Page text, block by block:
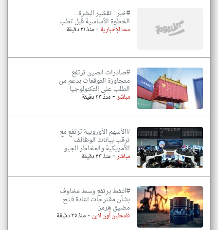
#خبر : تقشير البشرة..
الخطوة الأساسية قبل تطب
سما الإخبارية -منذ ٢١ دقيقة
#صادرات الصين ترتفع
متجاوزة التوقعات بدعم من
الطلب على التكنولوجيا
مباشر-منذ ٢٣ دقيقة
#الأسهم الأوروبية ترتفع مع
ترقب بيانات الوظائف
الأمريكية والمخاطر الجيو
مباشر-منذ ٢٣ دقيقة
#النفط يرتفع وسط مخاوف
بشأن مقترحات إعادة فتح
مضيق هرمز
فلسطين أون لاين -منذ ٣٥ دقيقة